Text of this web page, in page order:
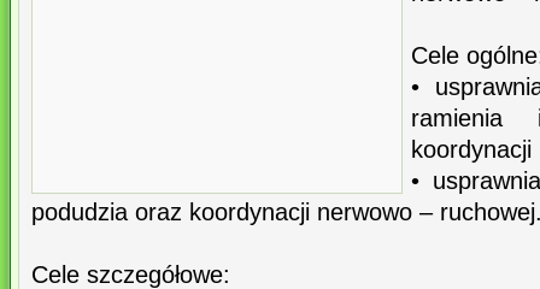
Cele
•
ramienia
•
podudzia oraz koordynacji nerwowo –
Cele szczegółowe: